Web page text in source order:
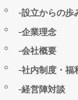
設立からの歩
企業理念
会社概要
社内制度・福
経営陣対談